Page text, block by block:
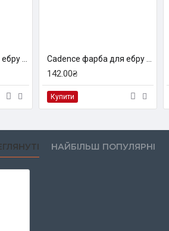
142.00₴
Купити
НАЙБІЛЬШ ПОПУЛЯРНІ